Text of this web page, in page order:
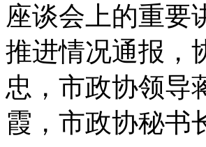
座谈会上的重要
推进情况通报，
忠，市政协领导
霞，市政协秘书